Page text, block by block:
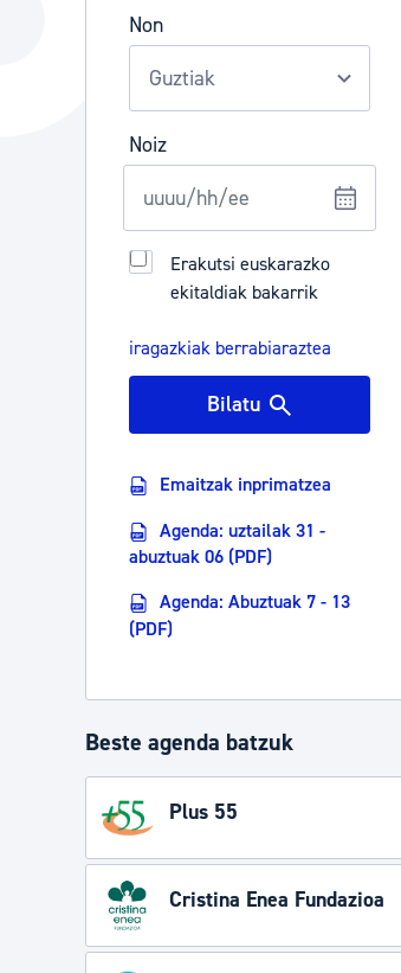
Hiria orain
Hiria ezagutu
Etorkizuneko hiria
Non
Noiz
Erakutsi euskarazko
ekitaldiak bakarrik
iragazkiak berrabiaraztea
Bilatu
Emaitzak inprimatzea
Agenda: uztailak 31 -
abuztuak 06 (PDF)
Agenda: Abuztuak 7 - 13
(PDF)
Beste agenda batzuk
Plus 55
Cristina Enea Fundazioa